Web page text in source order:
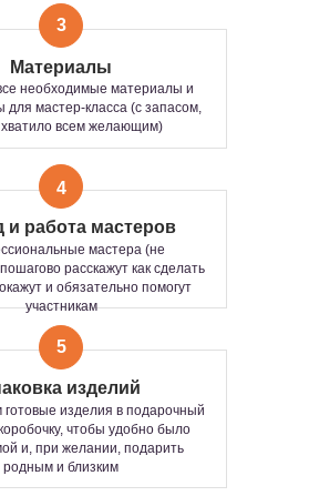
Материалы
необходимые материалы и
для мастер-класса (с запасом,
всем желающим)
3
и работа мастеров
мастера (не
расскажут как сделать
и обязательно помогут
участникам
4
изделий
готовые изделия в подарочный
чтобы удобно было
и, при желании, подарить
родным и близким
5
Интерактивный
ЗОНА, ГДЕ
по
от
и количества
все —
не просто
эмоций и
ярко для
большого
к основной